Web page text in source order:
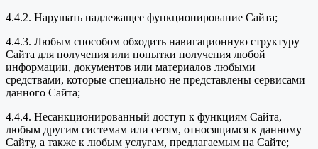
4.4.2. Нарушать надлежащее функционирование Сайта;
4.4.3. Любым способом обходить навигационную структуру
Сайта для получения или попытки получения любой
информации, документов или материалов любыми
средствами, которые специально не представлены сервисами
данного Сайта;
4.4.4. Несанкционированный доступ к функциям Сайта,
любым другим системам или сетям, относящимся к данному
Сайту, а также к любым услугам, предлагаемым на Сайте;